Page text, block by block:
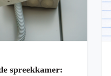
spreekkamer: